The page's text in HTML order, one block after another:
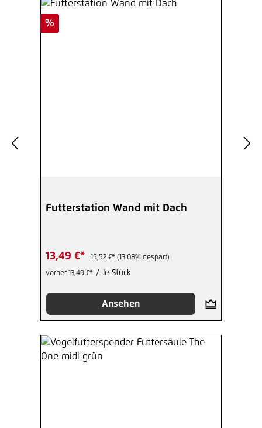
Rabatt
%
Futterstation Wand mit Dach
13,49 €* 15,52 €* (13.08% gespart)
vorher 13,49 €* / Je Stück
Ansehen